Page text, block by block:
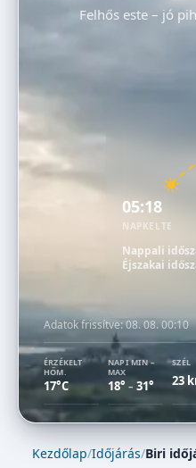
Felhős este – jó
05:18
NAPKELTE
Nappali
Éjszakai
Adatok frissítve:08. 08. 00:10
ÉRZÉKELT
HŐM.
17°C
NAPI MIN –
MAX
18° –31°
SZÉL
23
Kezdőlap/Időjárás/Biri